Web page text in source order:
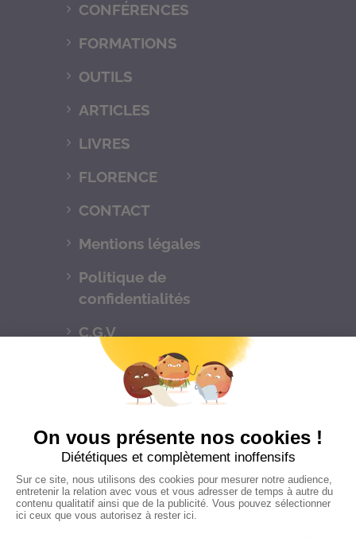
CONFÉRENCES
FORMATIONS
OUTILS
ARTICLES
LIVRES
FLORENCE
CONTACT
Mentions légales
Politique de
confidentialités
C.G.V
Suivez-nous
CONTACTEZ-NOUS